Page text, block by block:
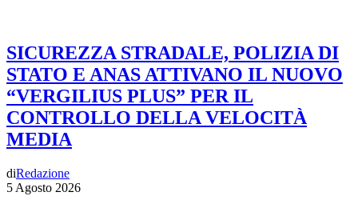
SICUREZZA STRADALE, POLIZIA DI
STATO E ANAS ATTIVANO IL NUOVO
“VERGILIUS PLUS” PER IL
CONTROLLO DELLA VELOCITÀ
MEDIA
diRedazione
5 Agosto 2026